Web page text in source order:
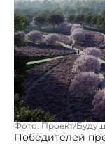
Фото: Проект/
Победителей